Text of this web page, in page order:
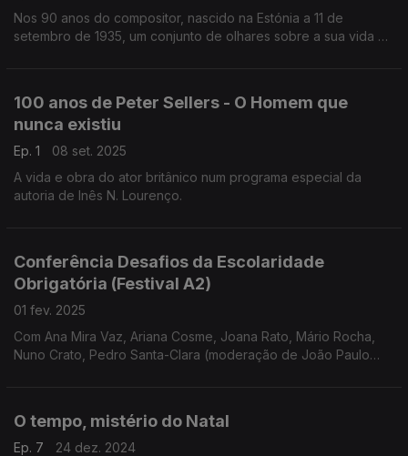
Nos 90 anos do compositor, nascido na Estónia a 11 de
setembro de 1935, um conjunto de olhares sobre a sua vida e
100 anos de Peter Sellers - O Homem que
nunca existiu
Ep. 1
08 set. 2025
A vida e obra do ator britânico num programa especial da
autoria de Inês N. Lourenço.
Conferência Desafios da Escolaridade
Obrigatória (Festival A2)
01 fev. 2025
Com Ana Mira Vaz, Ariana Cosme, Joana Rato, Mário Rocha,
Nuno Crato, Pedro Santa-Clara (moderação de João Paulo
O tempo, mistério do Natal
Ep. 7
24 dez. 2024